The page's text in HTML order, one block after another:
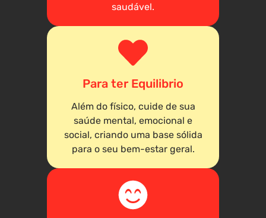
saudável.
Para ter Equilibrio
Além do físico, cuide de sua
saúde mental, emocional e
social, criando uma base sólida
para o seu bem-estar geral.